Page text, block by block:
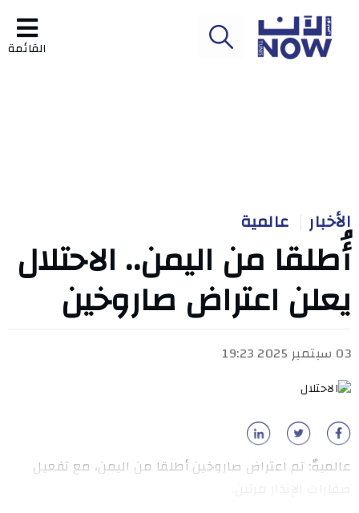
القائمة
الأخبار عالمية
أُطلقا من اليمن.. الاحتلال
يعلن اعتراض صاروخين
03 سبتمبر 2025 19:23
عالميةّ: تم اعتراض صاروخين أطلقا من اليمن، مع تفعيل